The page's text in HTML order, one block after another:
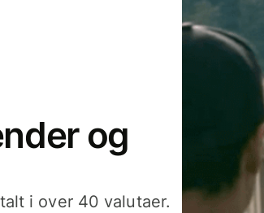
og
i over 40 valutaer.